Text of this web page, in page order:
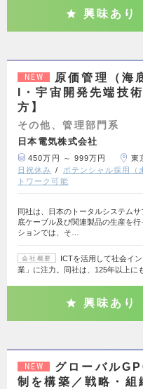
興味あり
NEW
原価管理（海
I・宇宙開発先端技
方】
その他、管理部門系
日本電気株式会社
450万円 ～ 999万円 東
日祝休み
ポテンシャル採用（
トワーク可能
同社は、日本のトータルシステム
底ケーブル及び関連製品の生産を
ションでは、そ…
会社概要
ICTを活用して社会イ
業」に注力。同社は、125年以上に
興味あり
NEW
グローバル
制を構築／戦略・